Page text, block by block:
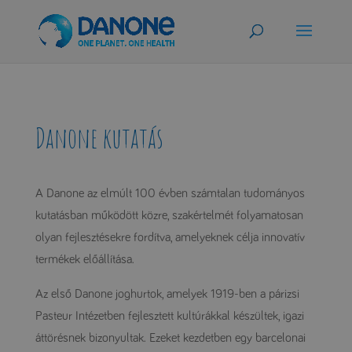
Danone kutatás
A Danone az elmúlt 100 évben számtalan tudományos
kutatásban működött közre, szakértelmét folyamatosan
olyan fejlesztésekre fordítva, amelyeknek célja innovatív
termékek előállítása.
Az első Danone joghurtok, amelyek 1919-ben a párizsi
Pasteur Intézetben fejlesztett kultúrákkal készültek, igazi
áttörésnek bizonyultak. Ezeket kezdetben egy barcelonai